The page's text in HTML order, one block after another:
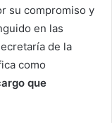
su compromiso y
en las
de la
como
que